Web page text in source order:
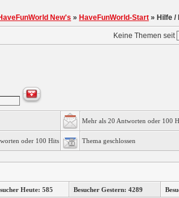
New's » HaveFunWorld-Start » Hilfe /
Keine Themen seit
Mehr als 20 Antworten oder 100
oder 100 Hits Thema geschlossen
Heute: 585 Besucher Gestern: 4289